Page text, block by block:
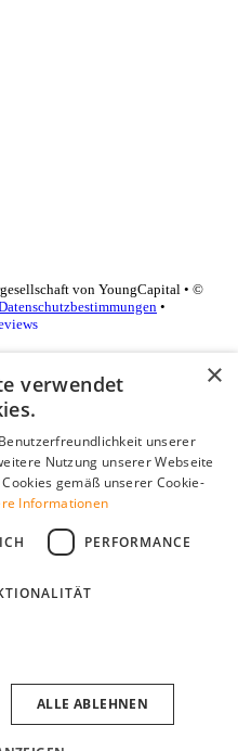
von YoungCapital • ©
•
Sie ein Unternehmensprofil
×
verwendet
unserer
Nutzung unserer Webseite
gemäß unserer Cookie-
Informationen
PERFORMANCE
ALLE ABLEHNEN